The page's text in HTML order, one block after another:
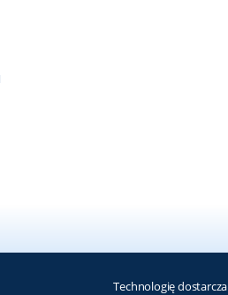
Technologię dostarcza